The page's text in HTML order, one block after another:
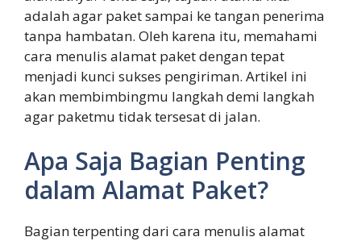
adalah agar paket sampai ke tangan penerima
tanpa hambatan. Oleh karena itu, memahami
cara menulis alamat paket dengan tepat
menjadi kunci sukses pengiriman. Artikel ini
akan membimbingmu langkah demi langkah
agar paketmu tidak tersesat di jalan.
Apa Saja Bagian Penting
dalam Alamat Paket?
Bagian terpenting dari cara menulis alamat